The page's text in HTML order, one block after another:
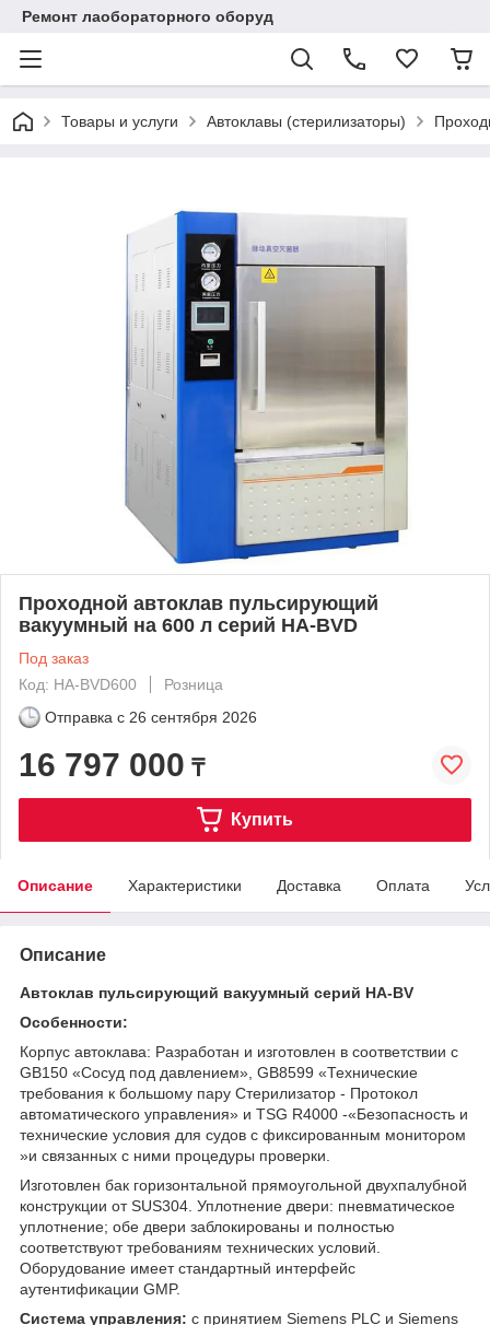
Ремонт лаобораторного оборуд
Товары и услуги Автоклавы (стерилизаторы)
Проходной автоклав пульсирующий
вакуумный на 600 л серий HA-BVD
Под заказ
Код: HA-BVD600
Розница
Отправка с 26 сентября 2026
16 797 000 ₸
Купить
Описание Характеристики Доставка Оплата
Описание
Автоклав пульсирующий вакуумный серий HA-BV
Особенности:
Корпус автоклава: Разработан и изготовлен в соответствии с
GB150 «Сосуд под давлением», GB8599 «Технические
требования к большому пару Стерилизатор - Протокол
автоматического управления» и TSG R4000 -«Безопасность и
технические условия для судов с фиксированным монитором
»и связанных с ними процедуры проверки.
Изготовлен бак горизонтальной прямоугольной двухпалубной
конструкции от SUS304. Уплотнение двери: пневматическое
уплотнение; обе двери заблокированы и полностью
соответствуют требованиям технических условий.
Оборудование имеет стандартный интерфейс
аутентификации GMP.
Система управления: с принятием Siemens PLC и Siemens